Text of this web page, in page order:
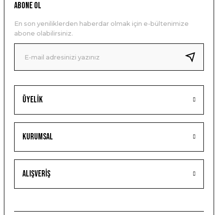
Üyelik
Kurumsal
Alışveriş
ABONE OL
En son yeniliklerden haberdar olmak için e-bültenimize
abone olabilirsiniz.